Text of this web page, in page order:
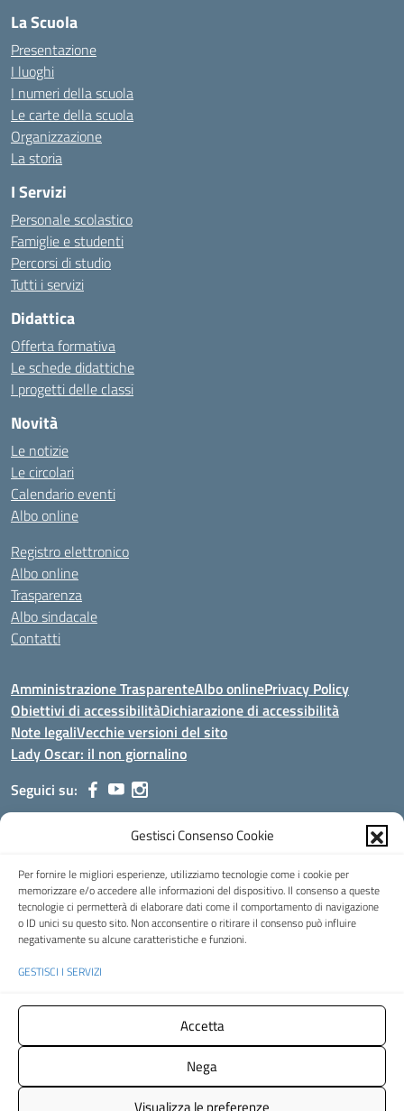
Gestisci Consenso Cookie
Per fornire le migliori esperienze, utilizziamo tecnologie come i cookie per
memorizzare e/o accedere alle informazioni del dispositivo. Il consenso a queste
tecnologie ci permetterà di elaborare dati come il comportamento di navigazione
o ID unici su questo sito. Non acconsentire o ritirare il consenso può influire
negativamente su alcune caratteristiche e funzioni.
GESTISCI I SERVIZI
Accetta
Nega
Visualizza le preferenze
La Scuola
Presentazione
I luoghi
I numeri della scuola
Le carte della scuola
Organizzazione
La storia
I Servizi
Personale scolastico
Famiglie e studenti
Percorsi di studio
Tutti i servizi
Didattica
Offerta formativa
Le schede didattiche
I progetti delle classi
Novità
Le notizie
Le circolari
Calendario eventi
Albo online
Registro elettronico
Albo online
Trasparenza
Albo sindacale
Contatti
Amministrazione TrasparenteAlbo onlinePrivacy Policy
Obiettivi di accessibilitàDichiarazione di accessibilità
Note legaliVecchie versioni del sito
Lady Oscar: il non giornalino
Seguici su:
Viale Aldo Moro, 51 - 24021 Albino (Bg)
Posta elettronica certificata (PEC):bgis00900b@pec.istruzione.it
Codice fiscale: 95002390169
Codice meccanografico:BGIS00900B
Codice unico di fatturazione (CUF): UFMHLX
Spazio web concesso in uso gratuito daWeb3king, via Pertini 8 ALBINO
Concept & Design by Designers Italia
- Versione del tema: